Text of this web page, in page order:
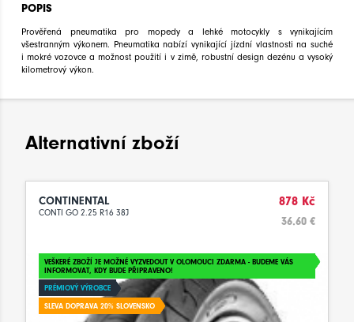
POPIS
Prověřená pneumatika pro mopedy a lehké motocykly s vynikajícím
všestranným výkonem. Pneumatika nabízí vynikající jízdní vlastnosti na suché
i mokré vozovce a možnost použití i v zimě, robustní design dezénu a vysoký
kilometrový výkon.
Alternativní zboží
CONTINENTAL
CONTI GO 2.25 R16 38J
878 Kč
36.60 €
VEŠKERÉ ZBOŽÍ JE MOŽNÉ VYZVEDOUT V OLOMOUCI ZDARMA - BUDEME VÁS
INFORMOVAT, KDY BUDE PŘIPRAVENO!
PRÉMIOVÝ VÝROBCE
SLEVA DOPRAVA 20% SLOVENSKO